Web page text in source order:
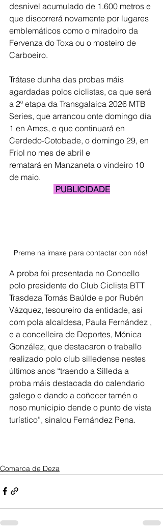
desnivel acumulado de 1.600 metros e
que discorrerá novamente por lugares
emblemáticos como o miradoiro da
Fervenza do Toxa ou o mosteiro de
Carboeiro.
Trátase dunha das probas máis
agardadas polos ciclistas, ca que será
a 2ª etapa da Transgalaica 2026 MTB
Series, que arrancou onte domingo día
1 en Ames, e que continuará en
Cerdedo-Cotobade, o domingo 29, en
Friol no mes de abril e
rematará en Manzaneta o vindeiro 10
de maio.
PUBLICIDADE
Preme na imaxe para contactar con nós!
A proba foi presentada no Concello
polo presidente do Club Ciclista BTT
Trasdeza Tomás Baúlde e por Rubén
Vázquez, tesoureiro da entidade, así
com pola alcaldesa, Paula Fernández ,
e a concelleira de Deportes, Mónica
González, que destacaron o traballo
realizado polo club silledense nestes
últimos anos “traendo a Silleda a
proba máis destacada do calendario
galego e dando a coñecer tamén o
noso municipio dende o punto de vista
turístico”, sinalou Fernández Pena.
Comarca de Deza